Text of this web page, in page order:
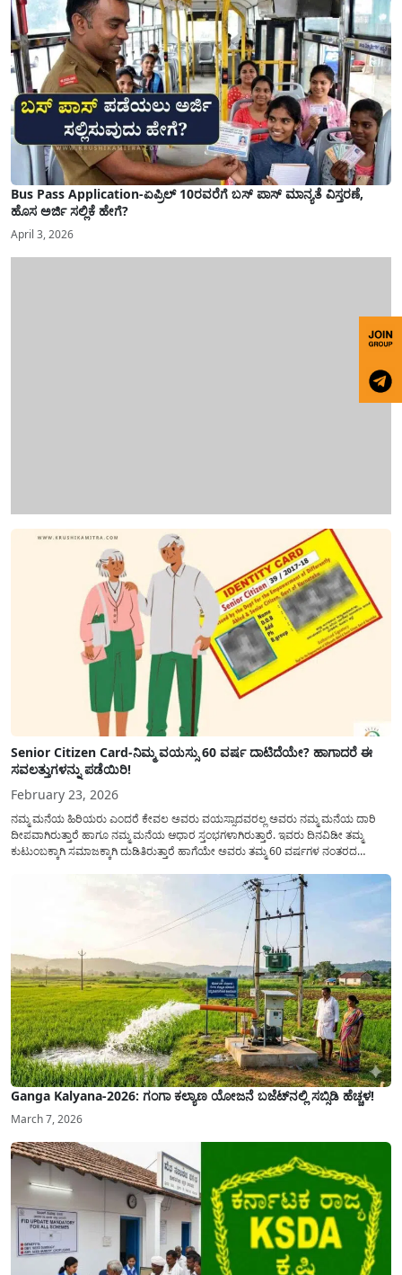
Bus Pass Application-ಏಪ್ರಿಲ್ 10ರವರೆಗೆ ಬಸ್ ಪಾಸ್ ಮಾನ್ಯತೆ ವಿಸ್ತರಣೆ,
ಹೊಸ ಅರ್ಜಿ ಸಲ್ಲಿಕೆ ಹೇಗೆ?
April 3, 2026
Senior Citizen Card-ನಿಮ್ಮ ವಯಸ್ಸು 60 ವರ್ಷ ದಾಟಿದೆಯೇ? ಹಾಗಾದರೆ ಈ
ಸವಲತ್ತುಗಳನ್ನು ಪಡೆಯಿರಿ!
February 23, 2026
ನಮ್ಮ ಮನೆಯ ಹಿರಿಯರು ಎಂದರೆ ಕೇವಲ ಅವರು ವಯಸ್ಸಾದವರಲ್ಲ ಅವರು ನಮ್ಮ ಮನೆಯ ದಾರಿ
ದೀಪವಾಗಿರುತ್ತಾರೆ ಹಾಗೂ ನಮ್ಮ ಮನೆಯ ಆಧಾರ ಸ್ತಂಭಗಳಾಗಿರುತ್ತಾರೆ. ಇವರು ದಿನವಿಡೀ ತಮ್ಮ
ಕುಟುಂಬಕ್ಕಾಗಿ ಸಮಾಜಕ್ಕಾಗಿ ದುಡಿತಿರುತ್ತಾರೆ ಹಾಗೆಯೇ ಅವರು ತಮ್ಮ 60 ವರ್ಷಗಳ ನಂತರದ
Ganga Kalyana-2026: ಗಂಗಾ ಕಲ್ಯಾಣ ಯೋಜನೆ ಬಜೆಟ್‌ನಲ್ಲಿ ಸಬ್ಸಿಡಿ ಹೆಚ್ಚಳ!
March 7, 2026